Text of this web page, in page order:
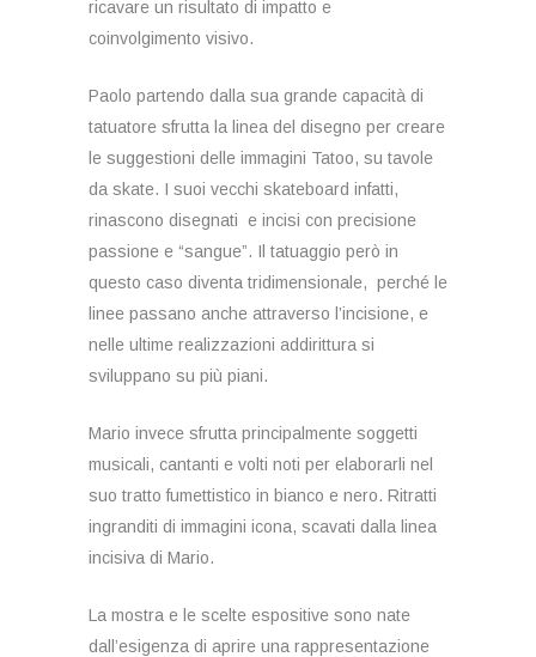
ricavare un risultato di impatto e
coinvolgimento visivo.
Paolo partendo dalla sua grande capacità di
tatuatore sfrutta la linea del disegno per creare
le suggestioni delle immagini Tatoo, su tavole
da skate. I suoi vecchi skateboard infatti,
rinascono disegnati e incisi con precisione
passione e “sangue”. Il tatuaggio però in
questo caso diventa tridimensionale, perché le
linee passano anche attraverso l’incisione, e
nelle ultime realizzazioni addirittura si
sviluppano su più piani.
Mario invece sfrutta principalmente soggetti
musicali, cantanti e volti noti per elaborarli nel
suo tratto fumettistico in bianco e nero. Ritratti
ingranditi di immagini icona, scavati dalla linea
incisiva di Mario.
La mostra e le scelte espositive sono nate
dall’esigenza di aprire una rappresentazione